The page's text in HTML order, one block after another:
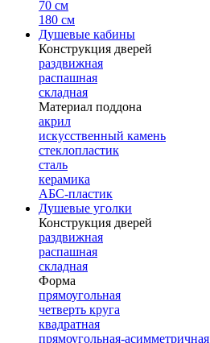
70 см
180 см
Душевые кабины
Конструкция дверей
раздвижная
распашная
складная
Материал поддона
акрил
искусственный камень
стеклопластик
сталь
керамика
АБС-пластик
Душевые уголки
Конструкция дверей
раздвижная
распашная
складная
Форма
прямоугольная
четверть круга
квадратная
прямоугольная-асимметричная